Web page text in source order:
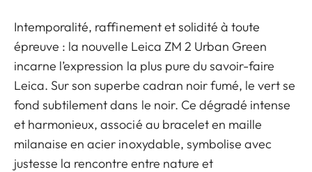
Intemporalité, raffinement et solidité à toute
épreuve : la nouvelle Leica ZM 2 Urban Green
incarne l’expression la plus pure du savoir-faire
Leica. Sur son superbe cadran noir fumé, le vert se
fond subtilement dans le noir. Ce dégradé intense
et harmonieux, associé au bracelet en maille
milanaise en acier inoxydable, symbolise avec
justesse la rencontre entre nature et